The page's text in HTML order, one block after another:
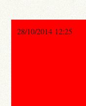
28/10/2014 12:25